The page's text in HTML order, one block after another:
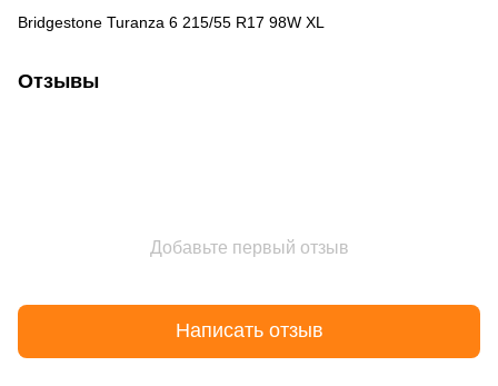
Bridgestone Turanza 6 215/55 R17 98W XL
Отзывы
Добавьте первый отзыв
Написать отзыв